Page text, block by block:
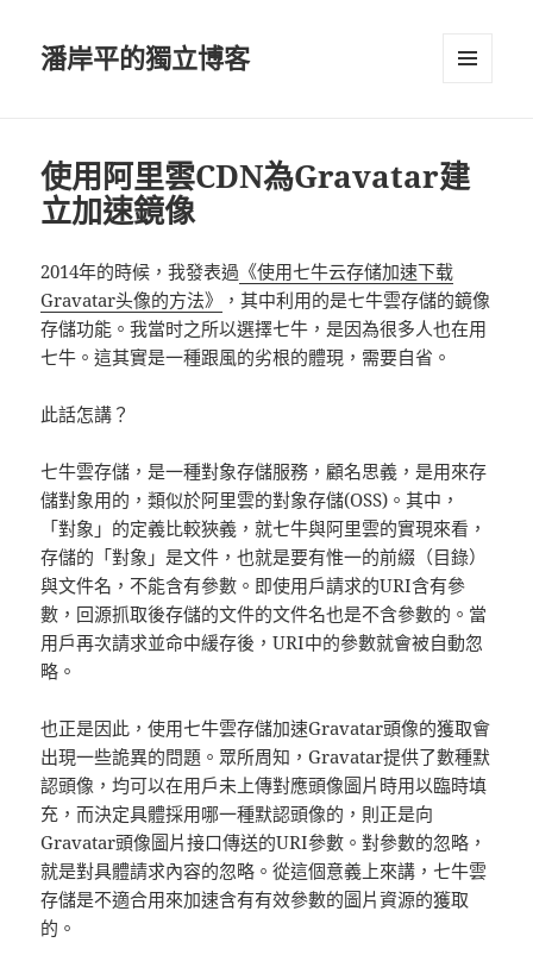
潘岸平的獨立博客
使用阿里雲CDN為Gravatar建
立加速鏡像
2014年的時候，我發表過 《使用七牛云存储加速下载
Gravatar头像的方法》
，其中利用的是七牛雲存儲的鏡像
存儲功能。我當时之所以選擇七牛，是因為很多人也在用
七牛。這其實是一種跟風的劣根的體現，需要自省。
此話怎講？
七牛雲存儲，是一種對象存儲服務，顧名思義，是用來存
儲對象用的，類似於阿里雲的對象存儲(OSS)。其中，
「對象」的定義比較狹義，就七牛與阿里雲的實現來看，
存儲的「對象」是文件，也就是要有惟一的前綴（目錄）
與文件名，不能含有參數。即使用戶請求的URI含有參
數，回源抓取後存儲的文件的文件名也是不含參數的。當
用戶再次請求並命中緩存後，URI中的參數就會被自動忽
略。
也正是因此，使用七牛雲存儲加速Gravatar頭像的獲取會
出現一些詭異的問題。眾所周知，Gravatar提供了數種默
認頭像，均可以在用戶未上傳對應頭像圖片時用以臨時填
充，而決定具體採用哪一種默認頭像的，則正是向
Gravatar頭像圖片接口傳送的URI參數。對參數的忽略，
就是對具體請求內容的忽略。從這個意義上來講，七牛雲
存儲是不適合用來加速含有有效參數的圖片資源的獲取
的。